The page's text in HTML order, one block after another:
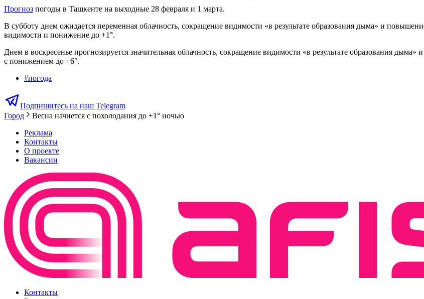
Прогноз погоды в Ташкенте на выходные 28 февраля и 1 марта.
В субботу днем ожидается переменная облачность, сокращение видимости «в результате образования дыма» и
видимости и понижение до +1°.
Днем в воскресенье прогнозируется значительная облачность, сокращение видимости «в результате образования
с понижением до +6°.
#погода
Подпишитесь на наш Telegram
Город
Весна начнется с похолодания до +1° ночью
Реклама
Контакты
О проекте
Вакансии
Контакты